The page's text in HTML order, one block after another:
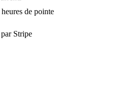
de pointe
Stripe